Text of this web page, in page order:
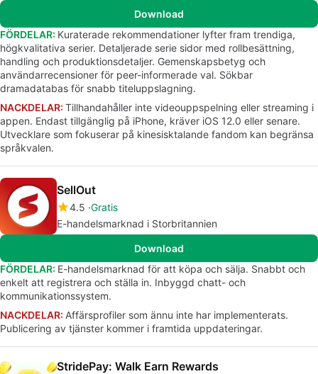
Download
FÖRDELAR: Kuraterade rekommendationer lyfter fram trendiga,
högkvalitativa serier. Detaljerade serie sidor med rollbesättning,
handling och produktionsdetaljer. Gemenskapsbetyg och
användarrecensioner för peer-informerade val. Sökbar
dramadatabas för snabb titeluppslagning.
NACKDELAR: Tillhandahåller inte videouppspelning eller streaming i
appen. Endast tillgänglig på iPhone, kräver iOS 12.0 eller senare.
Utvecklare som fokuserar på kinesisktalande fandom kan begränsa
språkvalen.
SellOut
4.5 Gratis
E-handelsmarknad i Storbritannien
Download
FÖRDELAR: E-handelsmarknad för att köpa och sälja. Snabbt och
enkelt att registrera och ställa in. Inbyggd chatt- och
kommunikationssystem.
NACKDELAR: Affärsprofiler som ännu inte har implementerats.
Publicering av tjänster kommer i framtida uppdateringar.
StridePay: Walk Earn Rewards